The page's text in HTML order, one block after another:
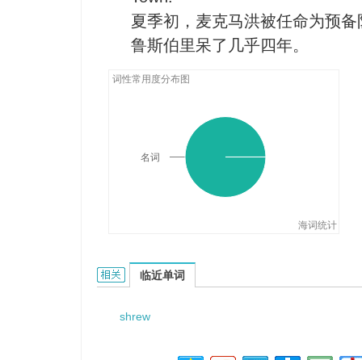
夏季初，麦克马洪被任命为预
鲁斯伯里呆了几乎四年。
词性常用度分布图
海词统计
名词
Shrewsbury的相关资料：
临近单词
shrew